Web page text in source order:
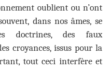
oublient ou n’ont
dans nos âmes, se
doctrines, des faux
croyances, issus pour la
tout ceci interfère et